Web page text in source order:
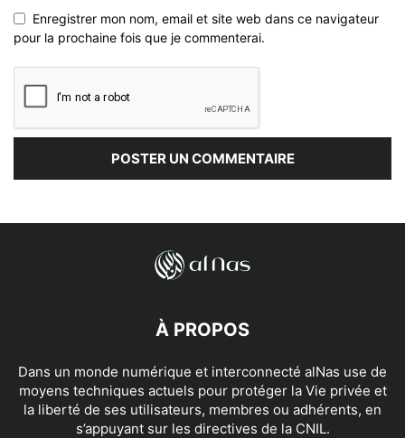
Enregistrer mon nom, email et site web dans ce navigateur
pour la prochaine fois que je commenterai.
À PROPOS
Dans un monde numérique et interconnecté alNas use de
moyens techniques actuels pour protéger la Vie privée et
la liberté de ses utilisateurs, membres ou adhérents, en
s’appuyant sur les directives de la CNIL.